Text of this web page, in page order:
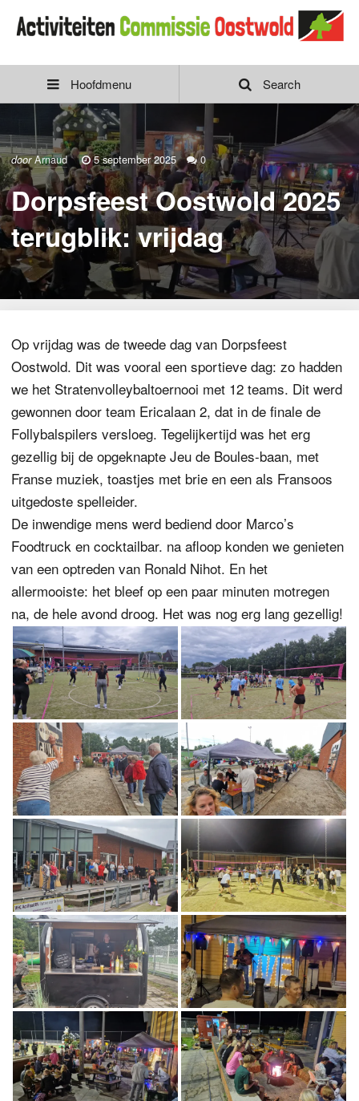
Hoofdmenu Search
door Arnaud 5 september 2025 0
Dorpsfeest Oostwold 2025
terugblik: vrijdag
Op vrijdag was de tweede dag van Dorpsfeest
Oostwold. Dit was vooral een sportieve dag: zo hadden
we het Stratenvolleybaltoernooi met 12 teams. Dit werd
gewonnen door team Ericalaan 2, dat in de finale de
Follybalspilers versloeg. Tegelijkertijd was het erg
gezellig bij de opgeknapte Jeu de Boules-baan, met
Franse muziek, toastjes met brie en een als Fransoos
uitgedoste spelleider.
De inwendige mens werd bediend door Marco’s
Foodtruck en cocktailbar. na afloop konden we genieten
van een optreden van Ronald Nihot. En het
allermooiste: het bleef op een paar minuten motregen
na, de hele avond droog. Het was nog erg lang gezellig!